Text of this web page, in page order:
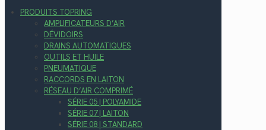
PRODUITS TOPRING
AMPLIFICATEURS D’AIR
DÉVIDOIRS
DRAINS AUTOMATIQUES
OUTILS ET HUILE
PNEUMATIQUE
RACCORDS EN LAITON
RÉSEAU D’AIR COMPRIMÉ
SÉRIE 05 | POLYAMIDE
SÉRIE 07 | LAITON
SÉRIE 08 | STANDARD